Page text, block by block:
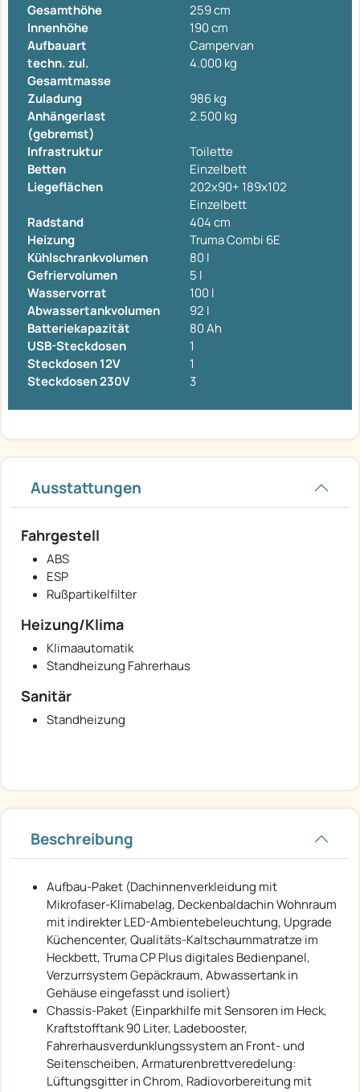
Gesamthöhe
259 cm
Innenhöhe
190 cm
Aufbauart
Campervan
techn. zul.
Gesamtmasse
4.000 kg
Zuladung
986 kg
Anhängerlast
(gebremst)
2.500 kg
Infrastruktur
Toilette
Betten
Einzelbett
Liegeflächen
202x90+ 189x102
Einzelbett
Radstand
404 cm
Heizung
Truma Combi 6E
Kühlschrankvolumen
80 l
Gefriervolumen
5 l
Wasservorrat
100 l
Abwassertankvolumen
92 l
Batteriekapazität
80 Ah
USB-Steckdosen
1
Steckdosen 12V
1
Steckdosen 230V
3
Ausstattungen
Fahrgestell
ABS
ESP
Rußpartikelfilter
Heizung/Klima
Klimaautomatik
Standheizung Fahrerhaus
Sanitär
Standheizung
Beschreibung
Aufbau-Paket (Dachinnenverkleidung mit
Mikrofaser-Klimabelag, Deckenbaldachin Wohnraum
mit indirekter LED-Ambientebeleuchtung, Upgrade
Küchencenter, Qualitäts-Kaltschaummatratze im
Heckbett, Truma CP Plus digitales Bedienpanel,
Verzurrsystem Gepäckraum, Abwassertank in
Gehäuse eingefasst und isoliert)
Chassis-Paket (Einparkhilfe mit Sensoren im Heck,
Kraftstofftank 90 Liter, Ladebooster,
Fahrerhausverdunklungssystem an Front- und
Seitenscheiben, Armaturenbrettveredelung:
Lüftungsgitter in Chrom, Radiovorbereitung mit